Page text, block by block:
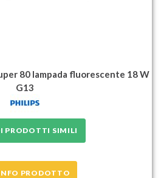
80 lampada fluorescente 18 W
G13
PRODOTTI SIMILI
PRODOTTO